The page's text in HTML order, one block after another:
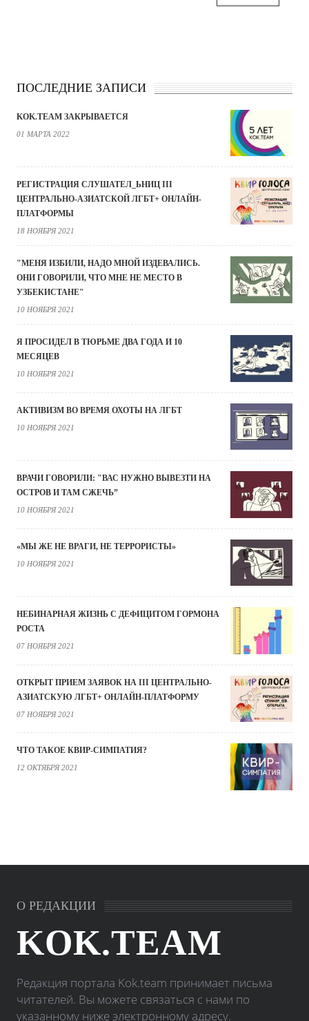
ПОСЛЕДНИЕ ЗАПИСИ
KOK.TEAM ЗАКРЫВАЕТСЯ
01 МАРТА 2022
РЕГИСТРАЦИЯ СЛУШАТЕЛ_ЬНИЦ III
ЦЕНТРАЛЬНО-АЗИАТСКОЙ ЛГБТ+ ОНЛАЙН-
ПЛАТФОРМЫ
18 НОЯБРЯ 2021
"МЕНЯ ИЗБИЛИ, НАДО МНОЙ ИЗДЕВАЛИСЬ.
ОНИ ГОВОРИЛИ, ЧТО МНЕ НЕ МЕСТО В
УЗБЕКИСТАНЕ"
10 НОЯБРЯ 2021
Я ПРОСИДЕЛ В ТЮРЬМЕ ДВА ГОДА И 10
МЕСЯЦЕВ
10 НОЯБРЯ 2021
АКТИВИЗМ ВО ВРЕМЯ ОХОТЫ НА ЛГБТ
10 НОЯБРЯ 2021
ВРАЧИ ГОВОРИЛИ: "ВАС НУЖНО ВЫВЕЗТИ НА
ОСТРОВ И ТАМ СЖЕЧЬ”
10 НОЯБРЯ 2021
«МЫ ЖЕ НЕ ВРАГИ, НЕ ТЕРРОРИСТЫ»
10 НОЯБРЯ 2021
НЕБИНАРНАЯ ЖИЗНЬ С ДЕФИЦИТОМ ГОРМОНА
РОСТА
07 НОЯБРЯ 2021
ОТКРЫТ ПРИЕМ ЗАЯВОК НА III ЦЕНТРАЛЬНО-
АЗИАТСКУЮ ЛГБТ+ ОНЛАЙН-ПЛАТФОРМУ
07 НОЯБРЯ 2021
ЧТО ТАКОЕ КВИР-СИМПАТИЯ?
12 ОКТЯБРЯ 2021
О РЕДАКЦИИ
KOK.TEAM
Редакция портала Kok.team принимает письма
читателей. Вы можете связаться с нами по
указанному ниже электронному адресу.